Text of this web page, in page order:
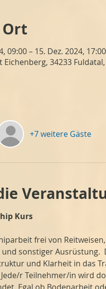
09:00 – 15. Dez. 2024, 17:00
Eichenberg, 34233
+7 weitere Gäste
Kurs
frei von
sonstiger Ausrüstung.
und Klarheit in das
r Teilnehmer/in wird